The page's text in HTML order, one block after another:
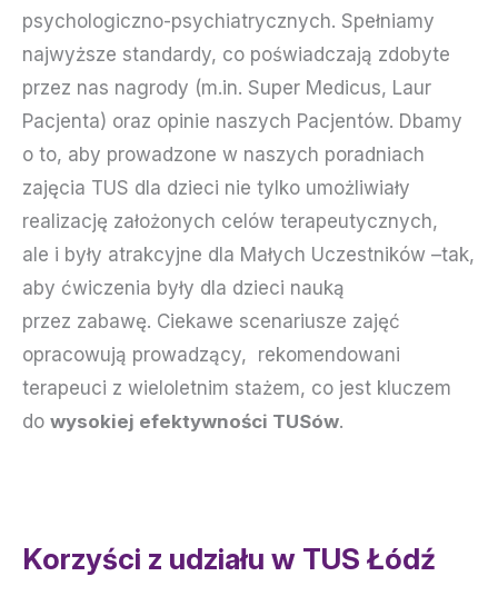
psychologiczno-psychiatrycznych. Spełniamy
najwyższe standardy, co poświadczają zdobyte
przez nas nagrody (m.in. Super Medicus, Laur
Pacjenta) oraz opinie naszych Pacjentów. Dbamy
o to, aby prowadzone w naszych poradniach
zajęcia TUS dla dzieci nie tylko umożliwiały
realizację założonych celów terapeutycznych,
ale i były atrakcyjne dla Małych Uczestników –tak,
aby ćwiczenia były dla dzieci nauką
przez zabawę. Ciekawe scenariusze zajęć
opracowują prowadzący, rekomendowani
terapeuci z wieloletnim stażem, co jest kluczem
do wysokiej efektywności TUSów.
Korzyści z udziału w TUS Łódź